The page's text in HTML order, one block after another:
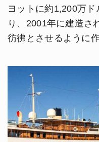
ヨットに約1,200万
り、2001年に建造さ
彷彿とさせるように